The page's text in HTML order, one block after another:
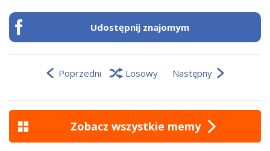
Udostępnij znajomym
Poprzedni Losowy Następny
Zobacz wszystkie memy